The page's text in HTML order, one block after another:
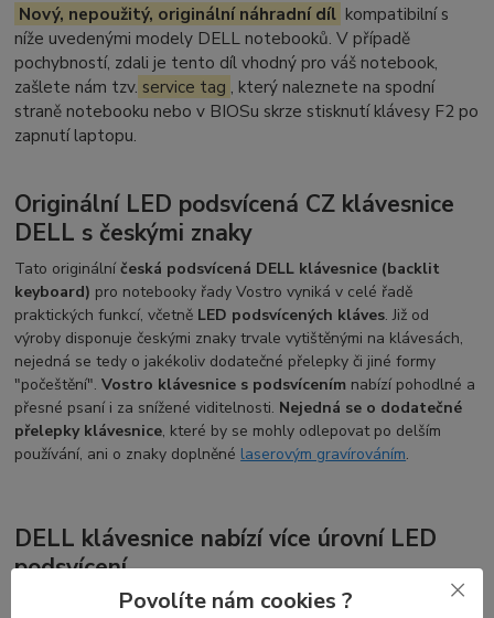
Nový, nepoužitý, originální náhradní díl kompatibilní s
níže uvedenými modely DELL notebooků. V případě
pochybností, zdali je tento díl vhodný pro váš notebook,
zašlete nám tzv. service tag , který naleznete na spodní
straně notebooku nebo v BIOSu skrze stisknutí klávesy F2 po
zapnutí laptopu.
Originální LED podsvícená CZ klávesnice
DELL s českými znaky
Tato originálníčeská podsvícená DELL klávesnice (backlit
keyboard) pro notebooky řady Vostro vyniká v celé řadě
praktických funkcí, včetně LED podsvícených kláves. Již od
výroby disponuje českými znaky trvale vytištěnými na klávesách,
nejedná se tedy o jakékoliv dodatečné přelepky či jiné formy
"počeštění".Vostro klávesnice s podsvícením nabízí pohodlné a
přesné psaní i za snížené viditelnosti. Nejedná se o dodatečné
přelepky klávesnice, které by se mohly odlepovat po delším
používání, ani o znaky doplněné laserovým gravírováním.
DELL klávesnice nabízí více úrovní LED
podsvícení
U této klávesnice snadno nastavíte úroveňLED podsvicení
Povolíte nám cookies ?